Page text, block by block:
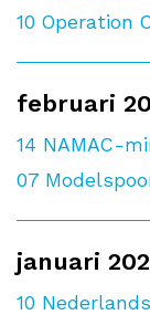
10 Operation
februari
14 NAMAC-
07
januari
10